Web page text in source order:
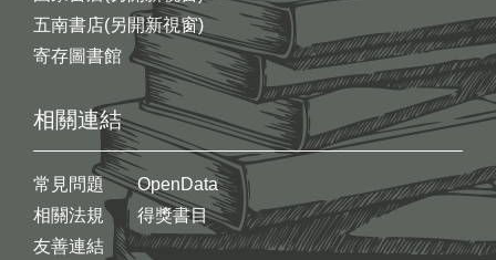
五南書店(另開新視窗)
寄存圖書館
相關連結
常見問題
相關法規
友善連結
OpenData
得獎書目